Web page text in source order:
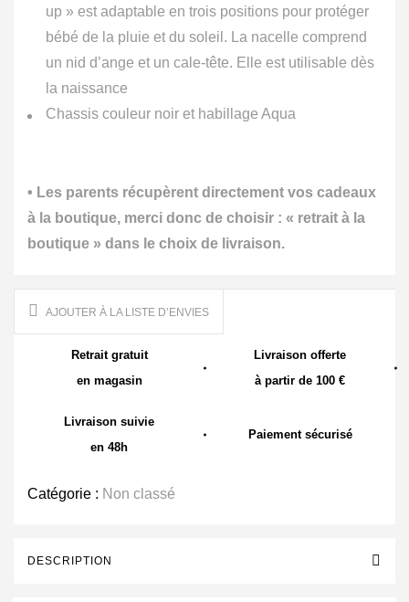
up » est adaptable en trois positions pour protéger
bébé de la pluie et du soleil. La nacelle comprend
un nid d’ange et un cale-tête. Elle est utilisable dès
la naissance
Chassis couleur noir et habillage Aqua
• Les parents récupèrent directement vos cadeaux
à la boutique, merci donc de choisir : « retrait à la
boutique » dans le choix de livraison.
AJOUTER À LA LISTE D’ENVIES
Retrait gratuit
en magasin
Livraison offerte
à partir de 100 €
Livraison suivie
en 48h
Paiement sécurisé
Catégorie : Non classé
DESCRIPTION